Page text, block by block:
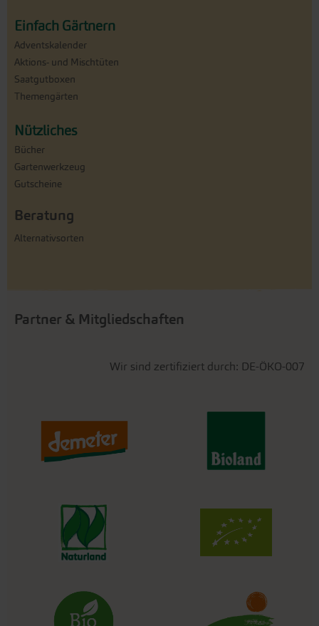
Einfach Gärtnern
Adventskalender
Aktions- und Mischtüten
Saatgutboxen
Themengärten
Nützliches
Bücher
Gartenwerkzeug
Gutscheine
Beratung
Alternativsorten
Partner & Mitgliedschaften
Wir sind zertifiziert durch: DE-ÖKO-007